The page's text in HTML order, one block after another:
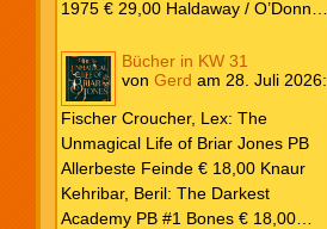
1975 € 29,00 Haldaway / O’Donnell
kompletten Comicstrips – 1972 –
1973 € 29,00 Knesebeck Hendrix,
John: Die Weltenerschaffer Die
fantastische Freundschaft von C.S.
Lewis & J.R.R. Tolkien € 30,00
Weissblech Luba Wolfsschwanz #22
€ 4,90 Horror Schocker #81 € 4,90
Bücher in KW 31
von Gerd am 28. Juli 2026:
Fischer Croucher, Lex: The
Unmagical Life of Briar Jones PB
Allerbeste Feinde € 18,00 Knaur
Kehribar, Beril: The Darkest
Academy PB #1 Bones € 18,00